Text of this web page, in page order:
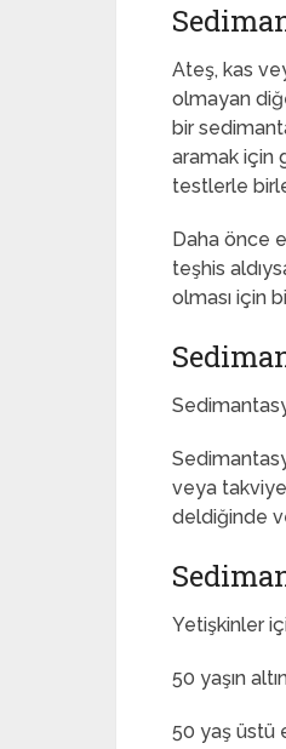
Ateş, kas
olmayan
bir
aramak için
testlerle
Daha önce
teşhis
olması için
veya
deldiğinde
Yetişkinler
50 yaşın
50 yaş üstü